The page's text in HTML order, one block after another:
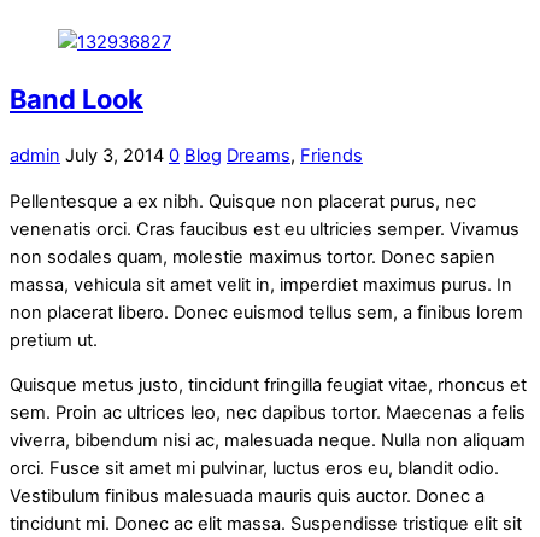
Band Look
admin July 3, 2014 0 Blog Dreams, Friends
Pellentesque a ex nibh. Quisque non placerat purus, nec
venenatis orci. Cras faucibus est eu ultricies semper. Vivamus
non sodales quam, molestie maximus tortor. Donec sapien
massa, vehicula sit amet velit in, imperdiet maximus purus. In
non placerat libero. Donec euismod tellus sem, a finibus lorem
pretium ut.
Quisque metus justo, tincidunt fringilla feugiat vitae, rhoncus et
sem. Proin ac ultrices leo, nec dapibus tortor. Maecenas a felis
viverra, bibendum nisi ac, malesuada neque. Nulla non aliquam
orci. Fusce sit amet mi pulvinar, luctus eros eu, blandit odio.
Vestibulum finibus malesuada mauris quis auctor. Donec a
tincidunt mi. Donec ac elit massa. Suspendisse tristique elit sit